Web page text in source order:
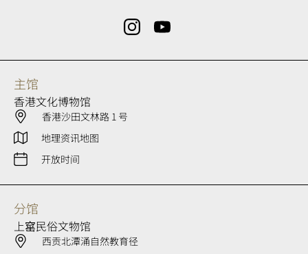
主馆
香港文化博物馆
香港沙田文林路 1 号
地理资讯地图
开放时间
分馆
上窰民俗文物馆
西贡北潭涌自然教育径